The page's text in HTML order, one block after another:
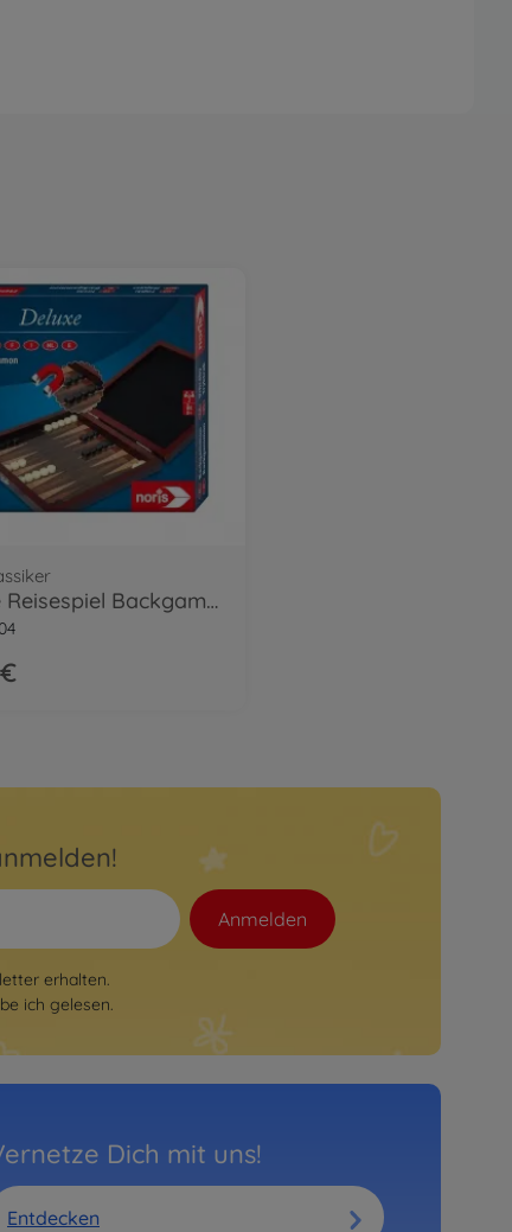
Deluxe Reisespiel Backgammon
Anmelden
erhalten.
ich gelesen.
Dich mit uns!
Entdecken